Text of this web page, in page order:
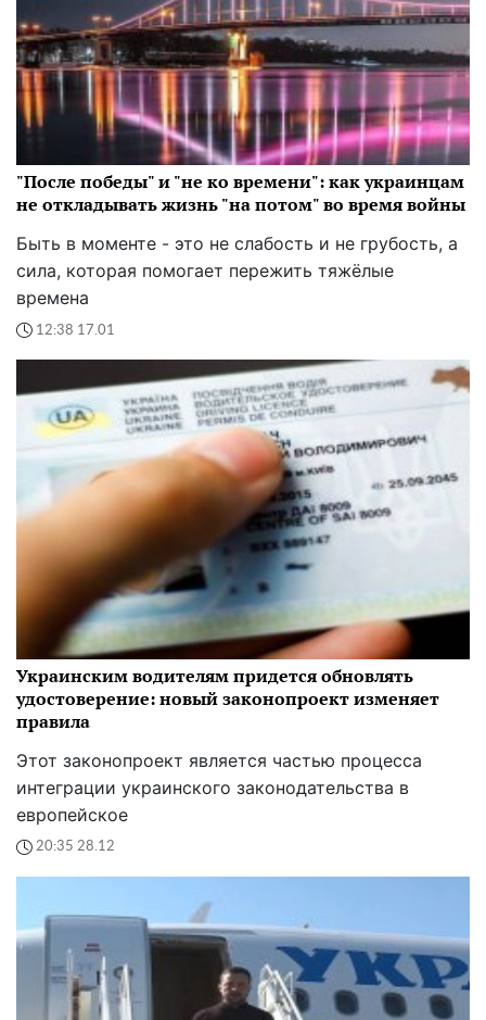
"После победы" и "не ко времени": как украинцам
не откладывать жизнь "на потом" во время войны
Быть в моменте - это не слабость и не грубость, а
сила, которая помогает пережить тяжёлые
времена
12:38 17.01
Украинским водителям придется обновлять
удостоверение: новый законопроект изменяет
правила
Этот законопроект является частью процесса
интеграции украинского законодательства в
европейское
20:35 28.12